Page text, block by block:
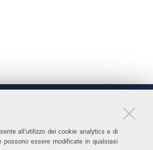
all’utilizzo dei cookie analytics e di
possono essere modificate in qualsiasi
dati personali